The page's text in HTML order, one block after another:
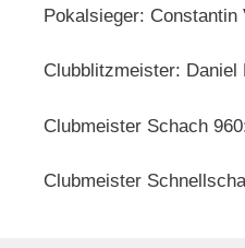
Pokalsieger: Constantin
Clubblitzmeister: Daniel
Clubmeister Schach
Clubmeister